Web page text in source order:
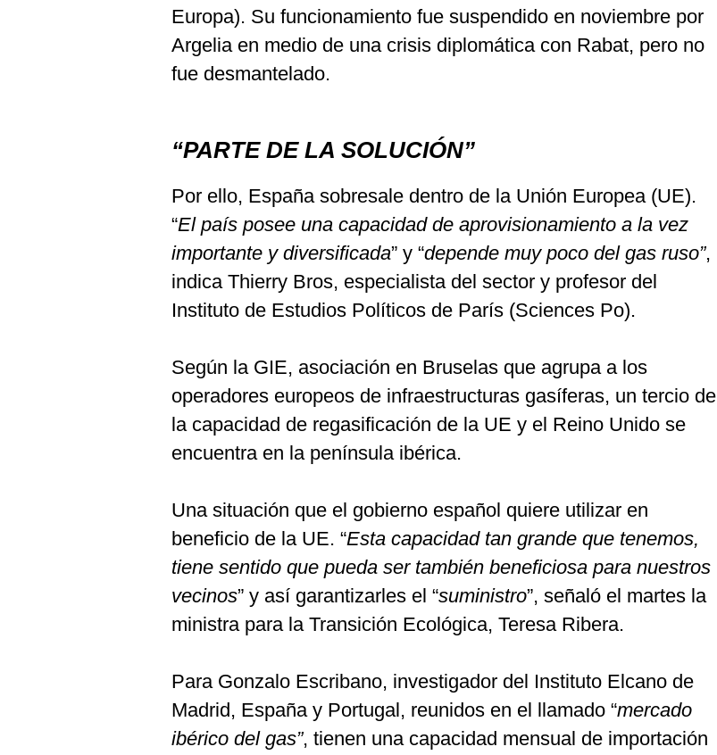
Europa). Su funcionamiento fue suspendido en noviembre por
Argelia en medio de una crisis diplomática con Rabat, pero no
fue desmantelado.
“PARTE DE LA SOLUCIÓN”
Por ello, España sobresale dentro de la Unión Europea (UE).
“El país posee una capacidad de aprovisionamiento a la vez
importante y diversificada” y “depende muy poco del gas ruso”,
indica Thierry Bros, especialista del sector y profesor del
Instituto de Estudios Políticos de París (Sciences Po).
Según la GIE, asociación en Bruselas que agrupa a los
operadores europeos de infraestructuras gasíferas, un tercio de
la capacidad de regasificación de la UE y el Reino Unido se
encuentra en la península ibérica.
Una situación que el gobierno español quiere utilizar en
beneficio de la UE. “Esta capacidad tan grande que tenemos,
tiene sentido que pueda ser también beneficiosa para nuestros
vecinos” y así garantizarles el “suministro”, señaló el martes la
ministra para la Transición Ecológica, Teresa Ribera.
Para Gonzalo Escribano, investigador del Instituto Elcano de
Madrid, España y Portugal, reunidos en el llamado “mercado
ibérico del gas”, tienen una capacidad mensual de importación